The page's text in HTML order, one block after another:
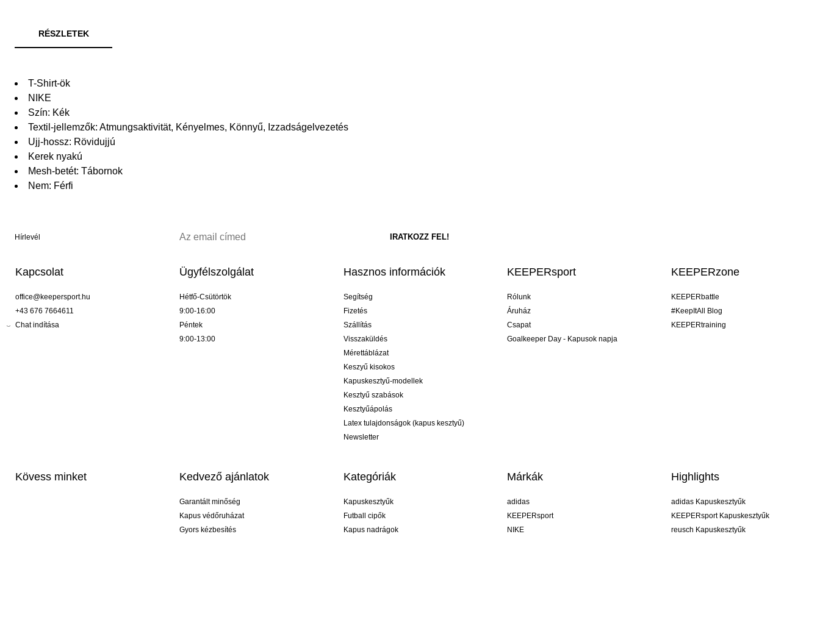
RÉSZLETEK
T-Shirt-ök
NIKE
Szín: Kék
Textil-jellemzők: Atmungsaktivität, Kényelmes, Könnyű, Izzadságelvezetés
Ujj-hossz: Rövidujjú
Kerek nyakú
Mesh-betét: Tábornok
Nem: Férfi
Hírlevél
Kapcsolat
office@keepersport.hu
+43 676 7664611
Chat indítása
Ügyfélszolgálat
Hétfő-Csütörtök
9:00-16:00
Péntek
9:00-13:00
Hasznos információk
Segítség
Fizetés
Szállítás
Visszaküldés
Mérettáblázat
Keszyű kisokos
Kapuskesztyű-modellek
Kesztyű szabások
Kesztyűápolás
Latex tulajdonságok (kapus kesztyű)
Newsletter
KEEPERsport
Rólunk
Áruház
Csapat
Goalkeeper Day - Kapusok napja
KEEPERzone
KEEPERbattle
#KeepItAll Blog
KEEPERtraining
Kövess minket Kedvező ajánlatok
Garantált minőség
Kapus védőruházat
Gyors kézbesítés
Kategóriák
Kapuskesztyűk
Futball cipők
Kapus nadrágok
Márkák
adidas
KEEPERsport
NIKE
Highlights
adidas Kapuskesztyűk
KEEPERsport Kapuskesztyűk
reusch Kapuskesztyűk